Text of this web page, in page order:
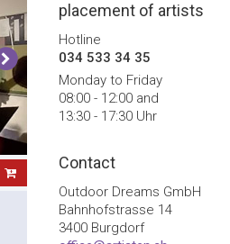
placement of artists
Hotline
034 533 34 35
Monday to Friday
08:00 - 12:00 and
13:30 - 17:30 Uhr
Contact
Outdoor Dreams GmbH
Bahnhofstrasse 14
3400 Burgdorf